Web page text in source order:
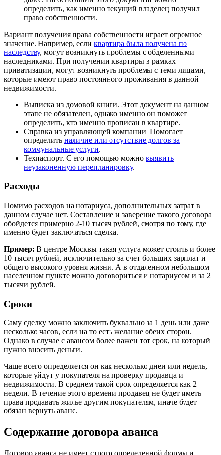
определить, как именно текущий владелец получил
право собственности.
Вариант получения права собственности играет огромное
значение. Например, если квартира была получена по
наследству, могут возникнуть проблемы с обделенными
наследниками. При получении квартиры в рамках
приватизации, могут возникнуть проблемы с теми лицами,
которые имеют право постоянного проживания в данной
недвижимости.
Выписка из домовой книги. Этот документ на данном
этапе не обязателен, однако именно он поможет
определить, кто именно прописан в квартире.
Справка из управляющей компании. Помогает
определить наличие или отсутствие долгов за
коммунальные услуги.
Техпаспорт. С его помощью можно выявить
неузаконенную перепланировку.
Расходы
Помимо расходов на нотариуса, дополнительных затрат в
данном случае нет. Составление и заверение такого договора
обойдется примерно 2-10 тысяч рублей, смотря по тому, где
именно будет заключаться сделка.
Пример: В центре Москвы такая услуга может стоить и более
10 тысяч рублей, исключительно за счет больших зарплат и
общего высокого уровня жизни. А в отдаленном небольшом
населенном пункте можно договориться и нотариусом и за 2
тысячи рублей.
Сроки
Саму сделку можно заключить буквально за 1 день или даже
несколько часов, если на то есть желание обеих сторон.
Однако в случае с авансом более важен тот срок, на который
нужно вносить деньги.
Чаще всего определяется он как несколько дней или недель,
которые уйдут у покупателя на проверку продавца и
недвижимости. В среднем такой срок определяется как 2
недели. В течение этого времени продавец не будет иметь
права продавать жилье другим покупателям, иначе будет
обязан вернуть аванс.
Содержание договора аванса
Договор аванса не имеет строго определенной формы и